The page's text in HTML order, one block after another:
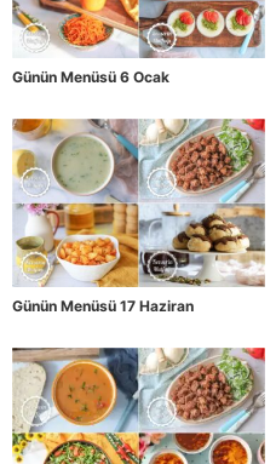
Günün Menüsü 6 Ocak
Günün Menüsü 17 Haziran